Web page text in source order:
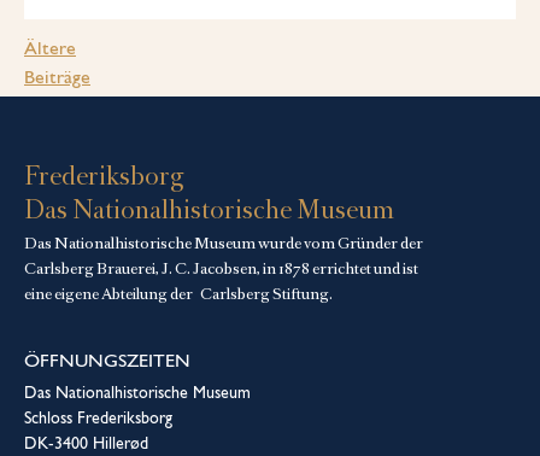
Beitragsnavigation
Ältere
Beiträge
Frederiksborg
Das Nationalhistorische Museum
Das Nationalhistorische Museum wurde vom Gründer der
Carlsberg Brauerei, J. C. Jacobsen, in 1878 errichtet und ist
eine eigene Abteilung der Carlsberg Stiftung.
ÖFFNUNGSZEITEN
Das Nationalhistorische Museum
Schloss Frederiksborg
DK-3400 Hillerød